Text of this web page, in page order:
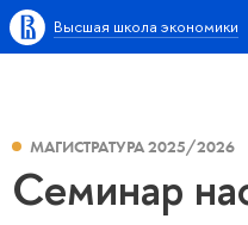
Высшая школа экономики
МАГИСТРАТУРА 2025/2026
Семинар